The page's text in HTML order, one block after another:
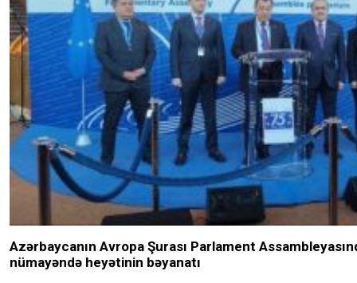
Azərbaycanın Avropa Şurası Parlament
nümayəndə heyətinin bəyanatı